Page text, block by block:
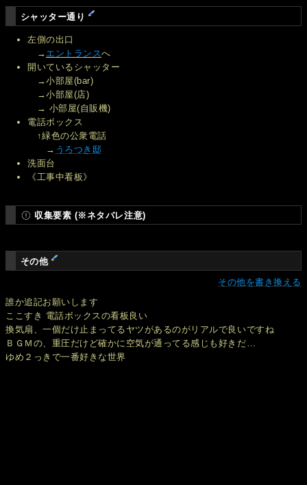
シャッター通り
左側の出口
→ エントランスへ
開いているシャッター
→小部屋(bar)
→小部屋(店)
→ 小部屋(自販機)
電話ボックス
↑緑色の公衆電話
→ うろつき邸
洗面台
《工事中看板》
収集要素 (※ネタバレ注意)
その他
その他を書き換える
誰か追記お願いします
ここすき 電話ボックスの看板良い
換気扇、一個だけ止まってるヤツがあるのがリアルで良いですね
ＢＧＭの、重圧だけど確かに空気が通ってる感じも好きだ…
ゆめ２っきで一番好きな世界